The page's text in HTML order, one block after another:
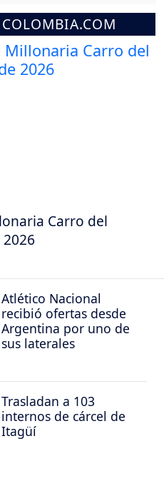
Carro del
Atlético Nacional
recibió ofertas desde
Argentina por uno de
sus laterales
Trasladan a 103
internos de cárcel de
Itagüí